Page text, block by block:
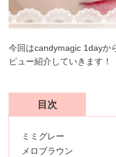
今回はcandymagic 1dayか
ビュー紹介していきます！
目次
ミミグレー
メロブラウン